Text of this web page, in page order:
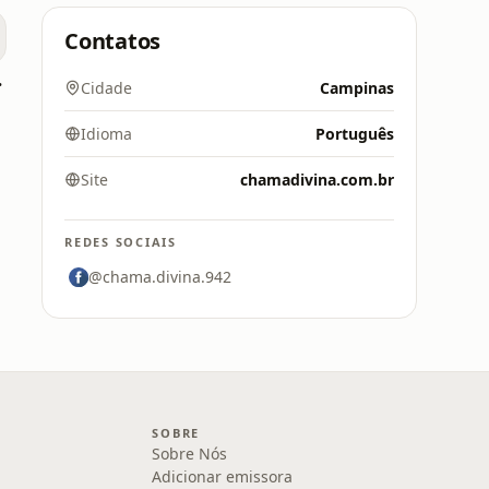
Contatos
Cidade Campinas
Idioma Português
Site chamadivina.com.br
REDES SOCIAIS
@chama.divina.942
SOBRE
Sobre Nós
Adicionar emissora